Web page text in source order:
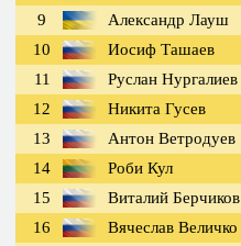
9
Александр Лауш
10
Иосиф Ташаев
11
Руслан Нургалиев
12
Никита Гусев
13
Антон Ветродуев
14
Роби Кул
15
Виталий Берчиков
16
Вячеслав Величко